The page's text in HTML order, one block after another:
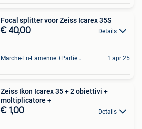
Focal splitter voor Zeiss Icarex 35S
€ 40,00 Details
Marche-En-Famenne +Partie De Baillonville Et Noiseux 1 apr 25
Zeiss Ikon Icarex 35 + 2 obiettivi +
moltiplicatore +
€ 1,00 Details